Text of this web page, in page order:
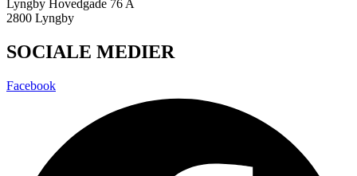
Lyngby Hovedgade 76 A
2800 Lyngby
SOCIALE MEDIER
Facebook